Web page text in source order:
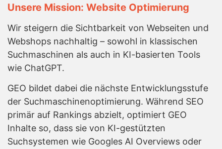
Unsere Mission: Website Optimierung
Wir steigern die Sichtbarkeit von Webseiten und
Webshops nachhaltig – sowohl in klassischen
Suchmaschinen als auch in KI-basierten Tools
wie ChatGPT.
GEO bildet dabei die nächste Entwicklungsstufe
der Suchmaschinenoptimierung. Während SEO
primär auf Rankings abzielt, optimiert GEO
Inhalte so, dass sie von KI-gestützten
Suchsystemen wie Googles AI Overviews oder